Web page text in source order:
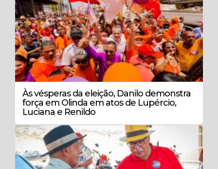
Às vésperas da eleição, Danilo demonstra
força em Olinda em atos de Lupércio,
Luciana e Renildo